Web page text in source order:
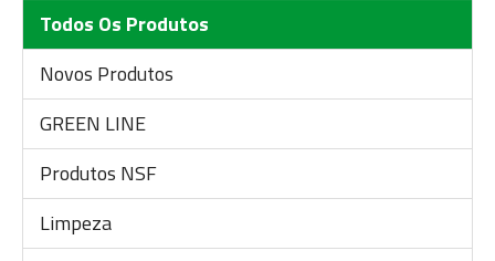
Todos Os Produtos
Novos Produtos
GREEN LINE
Produtos NSF
Limpeza